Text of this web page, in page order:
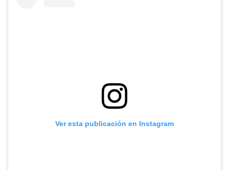
Ver esta publicación en Instagram